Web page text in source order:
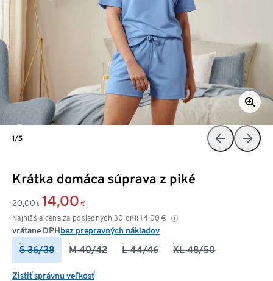
Krátka domáca súprava z piké
20,00 € 14,00 €
Najnižšia cena za posledných 30 dní: 14,00 €
vrátane DPHbez prepravných nákladov
S 36/38 M 40/42 L 44/46 XL 48/50
Zistiť správnu veľkosť
1/5